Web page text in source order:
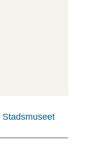
Stadsmuseet